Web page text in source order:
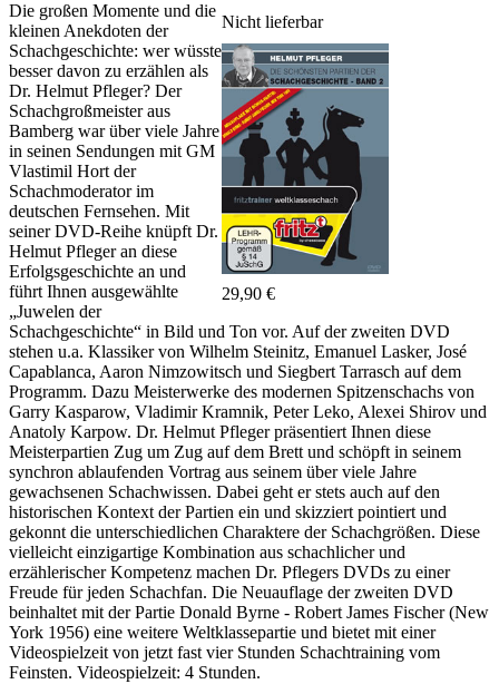
Nicht lieferbar
29,90 €
Die großen Momente und die
kleinen Anekdoten der
Schachgeschichte: wer wüsste
besser davon zu erzählen als
Dr. Helmut Pfleger? Der
Schachgroßmeister aus
Bamberg war über viele Jahre
in seinen Sendungen mit GM
Vlastimil Hort der
Schachmoderator im
deutschen Fernsehen. Mit
seiner DVD-Reihe knüpft Dr.
Helmut Pfleger an diese
Erfolgsgeschichte an und
führt Ihnen ausgewählte
„Juwelen der
Schachgeschichte“ in Bild und Ton vor. Auf der zweiten DVD
stehen u.a. Klassiker von Wilhelm Steinitz, Emanuel Lasker, José
Capablanca, Aaron Nimzowitsch und Siegbert Tarrasch auf dem
Programm. Dazu Meisterwerke des modernen Spitzenschachs von
Garry Kasparow, Vladimir Kramnik, Peter Leko, Alexei Shirov und
Anatoly Karpow. Dr. Helmut Pfleger präsentiert Ihnen diese
Meisterpartien Zug um Zug auf dem Brett und schöpft in seinem
synchron ablaufenden Vortrag aus seinem über viele Jahre
gewachsenen Schachwissen. Dabei geht er stets auch auf den
historischen Kontext der Partien ein und skizziert pointiert und
gekonnt die unterschiedlichen Charaktere der Schachgrößen. Diese
vielleicht einzigartige Kombination aus schachlicher und
erzählerischer Kompetenz machen Dr. Pflegers DVDs zu einer
Freude für jeden Schachfan. Die Neuauflage der zweiten DVD
beinhaltet mit der Partie Donald Byrne - Robert James Fischer (New
York 1956) eine weitere Weltklassepartie und bietet mit einer
Videospielzeit von jetzt fast vier Stunden Schachtraining vom
Feinsten. Videospielzeit: 4 Stunden.